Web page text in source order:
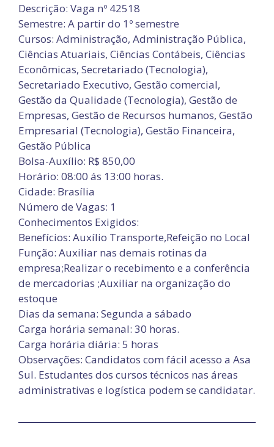
Descrição: Vaga nº 42518
Semestre: A partir do 1º semestre
Cursos: Administração, Administração Pública,
Ciências Atuariais, Ciências Contábeis, Ciências
Econômicas, Secretariado (Tecnologia),
Secretariado Executivo, Gestão comercial,
Gestão da Qualidade (Tecnologia), Gestão de
Empresas, Gestão de Recursos humanos, Gestão
Empresarial (Tecnologia), Gestão Financeira,
Gestão Pública
Bolsa-Auxílio: R$ 850,00
Horário: 08:00 ás 13:00 horas.
Cidade: Brasília
Número de Vagas: 1
Conhecimentos Exigidos:
Benefícios: Auxílio Transporte,Refeição no Local
Função: Auxiliar nas demais rotinas da
empresa;Realizar o recebimento e a conferência
de mercadorias ;Auxiliar na organização do
estoque
Dias da semana: Segunda a sábado
Carga horária semanal: 30 horas.
Carga horária diária: 5 horas
Observações: Candidatos com fácil acesso a Asa
Sul. Estudantes dos cursos técnicos nas áreas
administrativas e logística podem se candidatar.